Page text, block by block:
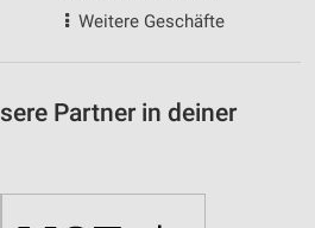
Weitere Geschäfte
Partner in deiner